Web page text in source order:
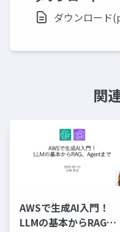
ダウンロード
関
AWSで生成AI入門！
LLMの基本からRAG、